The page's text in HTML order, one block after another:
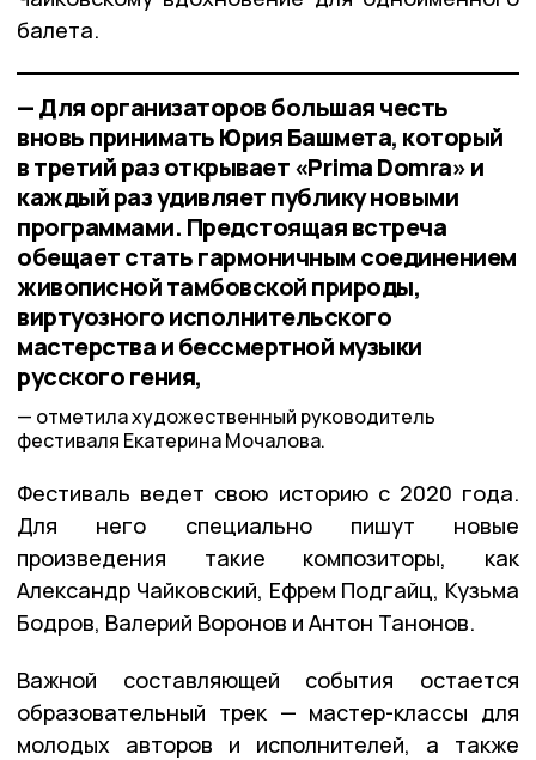
балета.
— Для организаторов большая честь
вновь принимать Юрия Башмета, который
в третий раз открывает «Prima Domra» и
каждый раз удивляет публику новыми
программами. Предстоящая встреча
обещает стать гармоничным соединением
живописной тамбовской природы,
виртуозного исполнительского
мастерства и бессмертной музыки
русского гения,
отметила художественный руководитель
фестиваля Екатерина Мочалова.
Фестиваль ведет свою историю с 2020 года.
Для него специально пишут новые
произведения такие композиторы, как
Александр Чайковский, Ефрем Подгайц, Кузьма
Бодров, Валерий Воронов и Антон Танонов.
Важной составляющей события остается
образовательный трек — мастер-классы для
молодых авторов и исполнителей, а также